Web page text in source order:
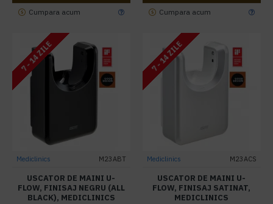
Cumpara acum Cumpara acum
7 - 14 ZILE
Mediclinics M23ABT
USCATOR DE MAINI U-
FLOW, FINISAJ NEGRU (ALL
BLACK), MEDICLINICS
7 - 14 ZILE
Mediclinics M23ACS
USCATOR DE MAINI U-
FLOW, FINISAJ SATINAT,
MEDICLINICS